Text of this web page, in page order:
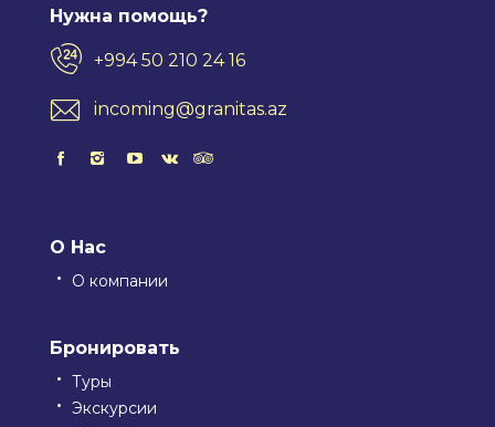
Нужна помощь?
+994 50 210 24 16
incoming@granitas.az
О Нас
О компании
Бронировать
Туры
Экскурсии